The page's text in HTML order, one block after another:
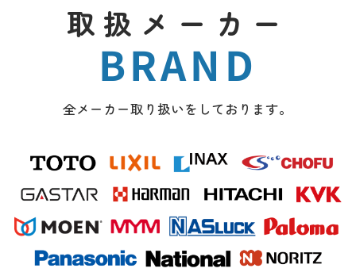
取扱メーカー
BRAND
全メーカー取り扱いをしております。